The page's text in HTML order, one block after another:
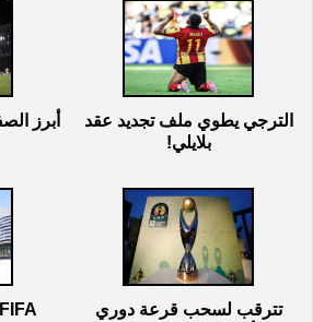
الترجي يطوي ملف تجديد عقد
بلايلي!
أبرز
تترقب لسحب قرعة دوري